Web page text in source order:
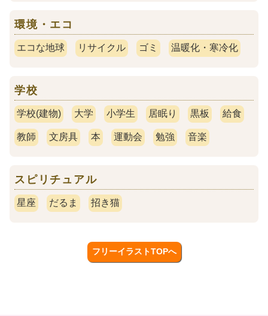
環境・エコ
エコな地球 リサイクル ゴミ 温暖化・寒冷化
学校
学校(建物) 大学 小学生 居眠り 黒板 給食
教師 文房具 本 運動会 勉強 音楽
スピリチュアル
星座 だるま 招き猫
フリーイラストTOPへ